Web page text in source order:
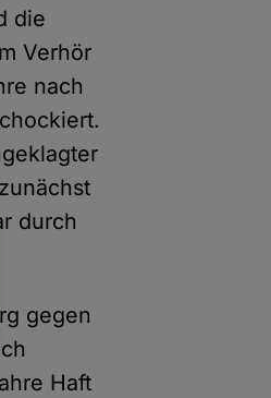
die
Verhör
nach
durch
gegen
Haft